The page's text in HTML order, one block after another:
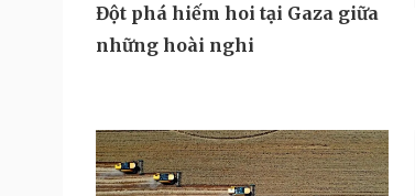
Đột phá hiếm hoi tại Gaza giữa
những hoài nghi